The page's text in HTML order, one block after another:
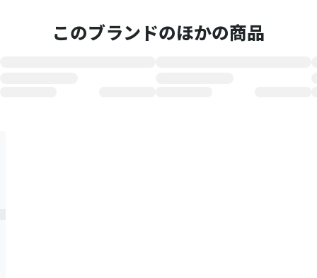
このブランドのほかの商品